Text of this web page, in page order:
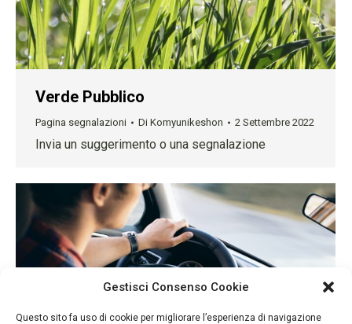
Gestisci Consenso Cookie
Questo sito fa uso di cookie per migliorare l’esperienza di navigazione
Verde Pubblico
Pagina segnalazioni Di Komyunikeshon 2 Settembre 2022
Invia un suggerimento o una segnalazione